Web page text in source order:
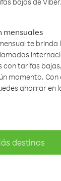
mensuales
te brinda
con tarifas
momento. Con
ahorrar en
destinos